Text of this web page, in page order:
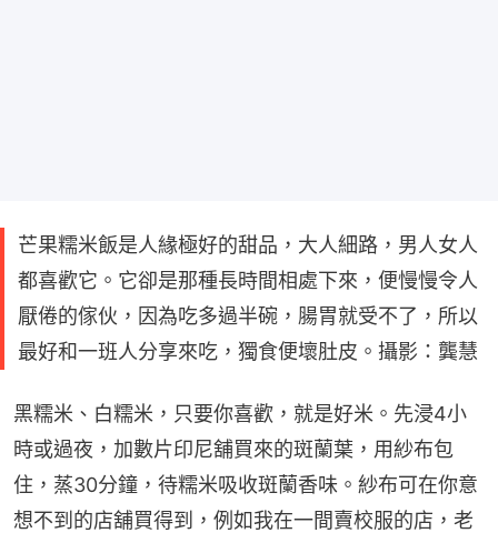
芒果糯米飯是人緣極好的甜品，大人細路，男人女人
都喜歡它。它卻是那種長時間相處下來，便慢慢令人
厭倦的傢伙，因為吃多過半碗，腸胃就受不了，所以
最好和一班人分享來吃，獨食便壞肚皮。攝影：龔慧
黑糯米、白糯米，只要你喜歡，就是好米。先浸4小
時或過夜，加數片印尼舖買來的斑蘭葉，用紗布包
住，蒸30分鐘，待糯米吸收斑蘭香味。紗布可在你意
想不到的店舖買得到，例如我在一間賣校服的店，老